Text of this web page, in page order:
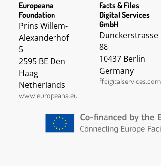
Europeana
Foundation
Prins Willem-
Alexanderhof
5
2595 BE Den
Haag
Netherlands
www.europeana.eu
Facts & Files
Digital Services
GmbH
Dunckerstrasse
88
10437 Berlin
Germany
ffdigitalservices.com